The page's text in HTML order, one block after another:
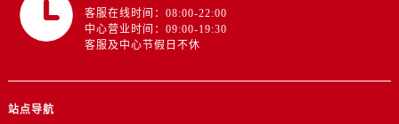
客服在线时间：08:00-22:00
中心营业时间：09:00-19:30
客服及中心节假日不休
站点导航